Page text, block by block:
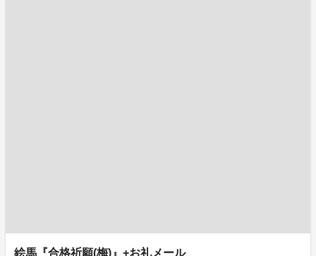
絵馬『合格祈願(梅)』+お礼メール